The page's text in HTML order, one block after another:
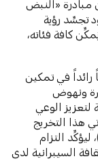
مبادرة «النبض
تجسِّد رؤية
كافة فئاته،
رائداً في تمكين
ونهوض
لتعزيز الوعي
هذا التخريج
ليؤكِّد التزام
السيبرانية لدى